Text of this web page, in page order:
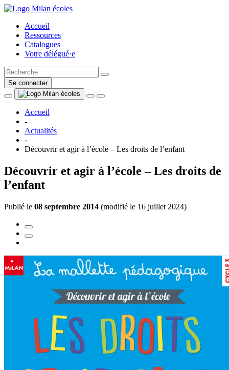
Accueil
Ressources
Catalogues
Votre délégué·e
Se connecter
Accueil
-
Actualités
-
Découvrir et agir à l’école – Les droits de l’enfant
Découvrir et agir à l’école – Les droits de
l’enfant
Publié le 08 septembre 2014 (modifié le 16 juillet 2024)